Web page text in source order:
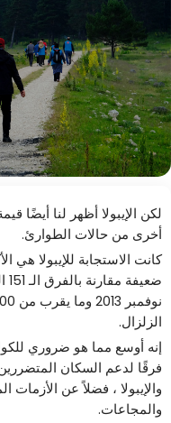
لكن الإيبولا أظهر لنا أيضًا
أخرى من حالات الطوارئ.
الزلزال.
إنه أوسع مما هو ضروري
فرقًا لدعم السكان
والإيبولا ، فضلاً عن
والمجاعات.